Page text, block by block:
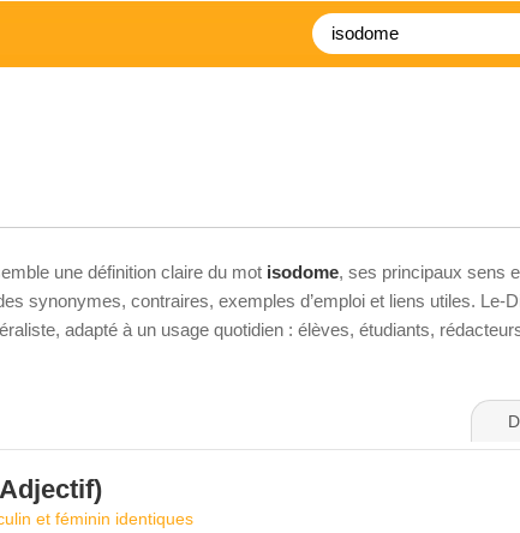
une définition claire du mot isodome, ses principaux sens
synonymes, contraires, exemples d’emploi et liens utiles. Le-
adapté à un usage quotidien : élèves, étudiants,
et féminin identiques